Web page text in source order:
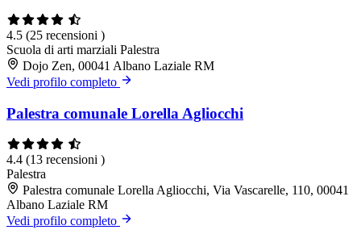
4.5 (25 recensioni )
Scuola di arti marziali Palestra
Dojo Zen, 00041 Albano Laziale RM
Vedi profilo completo
Palestra comunale Lorella Agliocchi
4.4 (13 recensioni )
Palestra
Palestra comunale Lorella Agliocchi, Via Vascarelle, 110, 00041
Albano Laziale RM
Vedi profilo completo